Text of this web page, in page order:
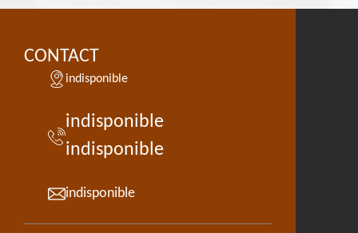
CONTACT
indisponible
indisponible
indisponible
indisponible